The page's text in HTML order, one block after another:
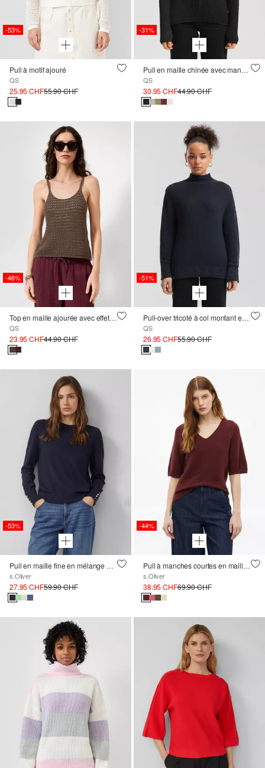
-53%
Pull à motif ajouré
QS
25.95 CHF55.90 CHF
-31%
Pull en maille chinée avec manches raglan
QS
30.95 CHF44.90 CHF
-46%
Top en maille ajourée avec effet scintillant
QS
23.95 CHF44.90 CHF
-51%
Pull-over tricoté à col montant en coton mélangé
QS
26.95 CHF55.90 CHF
-53%
Pull en maille fine en mélange de viscose avec boutons décoratifs
s.Oliver
27.95 CHF59.90 CHF
-44%
Pull à manches courtes en maille de coton mélangé
s.Oliver
38.95 CHF69.90 CHF